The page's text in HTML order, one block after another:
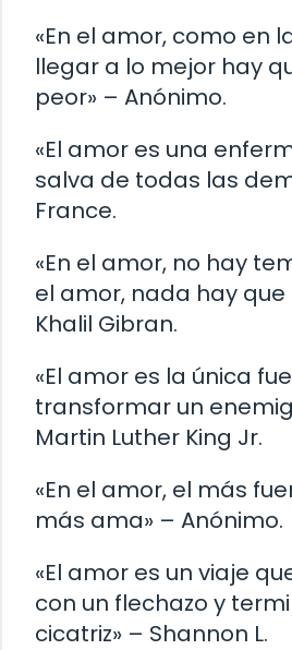
«En el amor, como en
llegar a lo mejor hay
peor» – Anónimo.
«El amor es una
salva de todas las
France.
«En el amor, no hay
el amor, nada hay que
Khalil Gibran.
«El amor es la única
transformar un
Martin Luther King Jr.
«En el amor, el más
más ama» – Anónimo.
«El amor es un viaje
con un flechazo y
cicatriz» – Shannon L.